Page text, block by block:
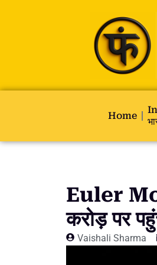
Home
Euler
करोड़ पर
Vaishali Sharma